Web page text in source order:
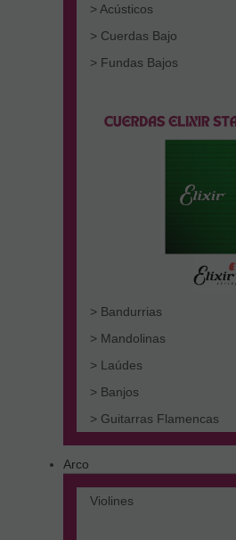
> Acústicos
> Cuerdas Bajo
> Fundas Bajos
> Bandurrias
> Mandolinas
> Laúdes
> Banjos
> Guitarras Flamencas
Arco
Violines